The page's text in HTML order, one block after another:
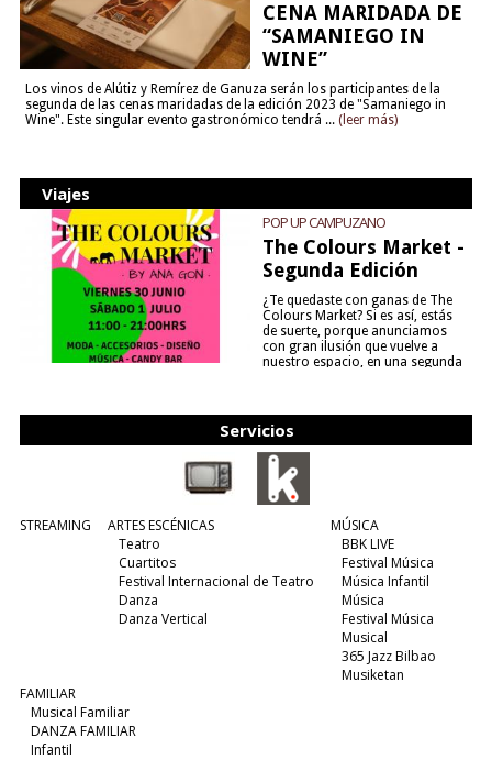
CENA MARIDADA DE
“SAMANIEGO IN
WINE”
Los vinos de Alútiz y Remírez de Ganuza serán los participantes de la
segunda de las cenas maridadas de la edición 2023 de "Samaniego in
Wine". Este singular evento gastronómico tendrá ... (leer más)
Viajes
POP UP CAMPUZANO
The Colours Market -
Segunda Edición
¿Te quedaste con ganas de The
Colours Market? Si es así, estás
de suerte, porque anunciamos
con gran ilusión que vuelve a
nuestro espacio, en una segunda
Servicios
STREAMING
ARTES ESCÉNICAS
Teatro
Cuartitos
Festival Internacional de Teatro
Danza
Danza Vertical
MÚSICA
BBK LIVE
Festival Música
Música Infantil
Música
Festival Música
Musical
365 Jazz Bilbao
Musiketan
FAMILIAR
Musical Familiar
DANZA FAMILIAR
Infantil